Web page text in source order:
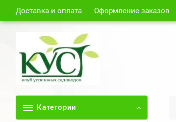
Доставка и оплата Оформление заказов
Категории